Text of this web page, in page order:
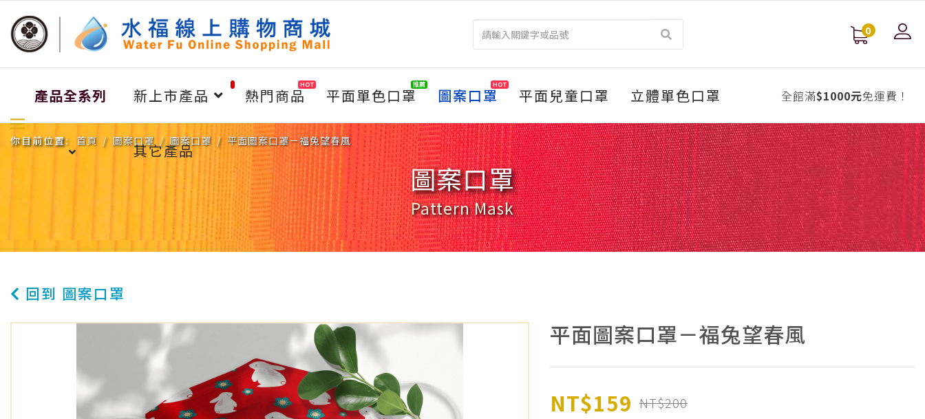
0
產品全系列 新上市產品 熱門商品
HOT
平面單色口罩
推薦
圖案口罩
HOT
平面兒童口罩 立體單色口罩
其它產品
全館滿$1000元免運費！
你目前位置: 首頁 圖案口罩 圖案口罩 平面圖案口罩－福兔望春風
圖案口罩
Pattern Mask
回到 圖案口罩
平面圖案口罩－福兔望春風
NT$200
NT$159